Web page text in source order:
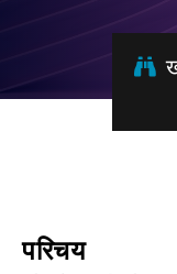
परिचय